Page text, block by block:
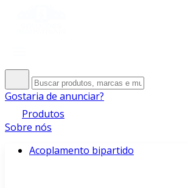
Gostaria de anunciar?
Produtos
Sobre nós
Acoplamento bipartido